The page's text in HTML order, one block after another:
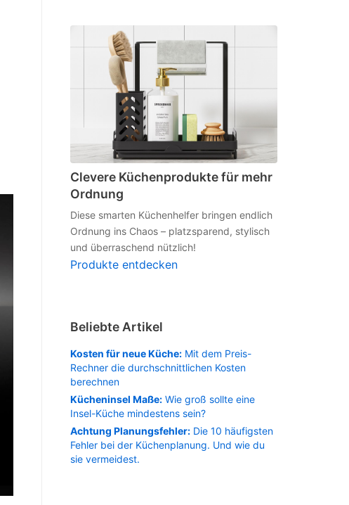
Clevere Küchenprodukte für mehr
Ordnung
Diese smarten Küchenhelfer bringen endlich
Ordnung ins Chaos – platzsparend, stylisch
und überraschend nützlich!
Produkte entdecken
Beliebte Artikel
Kosten für neue Küche: Mit dem Preis-
Rechner die durchschnittlichen Kosten
berechnen
Kücheninsel Maße: Wie groß sollte eine
Insel-Küche mindestens sein?
Achtung Planungsfehler: Die 10 häufigsten
Fehler bei der Küchenplanung. Und wie du
sie vermeidest.